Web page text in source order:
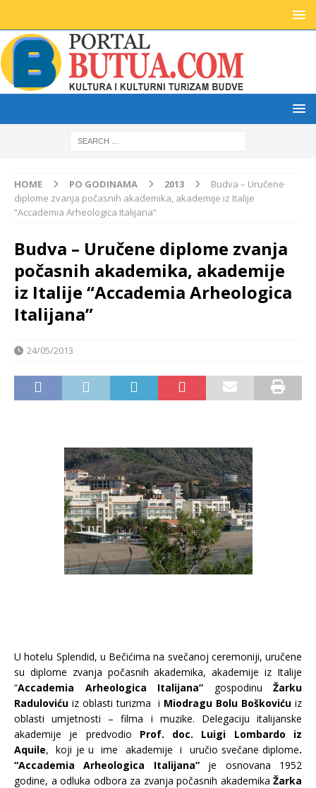
HOME PO GODINAMA 2013
Budva – Uručene
diplome zvanja počasnih akademika, akademije iz Italije
“Accademia Arheologica Italijana”
Budva – Uručene diplome zvanja
počasnih akademika, akademije
iz Italije “Accademia Arheologica
Italijana”
24/05/2013
U hotelu Splendid, u Bečićima na svečanoj ceremoniji, uručene
su diplome zvanja počasnih akademika, akademije iz Italije
“Accademia Arheologica Italijana” gospodinu Žarku
Raduloviću iz oblasti turizma i Miodragu Bolu Boškoviću iz
oblasti umjetnosti – filma i muzike. Delegaciju italijanske
akademije je predvodio Prof. doc. Luigi Lombardo iz
Aquile, koji je u ime akademije i uručio svečane diplome.
“Accademia Arheologica Italijana” je osnovana 1952
godine, a odluka odbora za zvanja počasnih akademika Žarka